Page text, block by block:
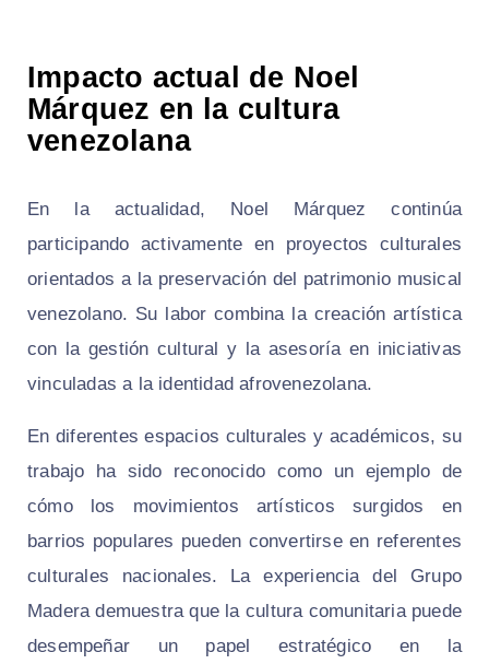
Impacto actual de Noel
Márquez en la cultura
venezolana
En la actualidad, Noel Márquez continúa
participando activamente en proyectos culturales
orientados a la preservación del patrimonio musical
venezolano. Su labor combina la creación artística
con la gestión cultural y la asesoría en iniciativas
vinculadas a la identidad afrovenezolana.
En diferentes espacios culturales y académicos, su
trabajo ha sido reconocido como un ejemplo de
cómo los movimientos artísticos surgidos en
barrios populares pueden convertirse en referentes
culturales nacionales. La experiencia del Grupo
Madera demuestra que la cultura comunitaria puede
desempeñar un papel estratégico en la